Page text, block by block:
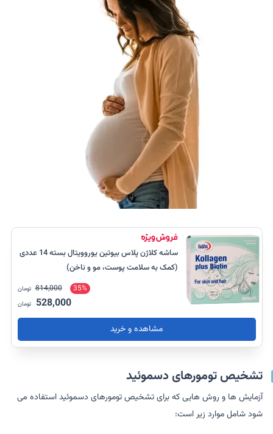
ساشه کلاژن پلاس بیوتین یوروویتال بسته 14 عددی
(کمک به سلامت پوست، مو و ناخن)
35%
814,000 تومان
528,000 تومان
مشاهده و خرید
تشخیص تومورهای دسموئید
آزمایش ها و روش هایی که برای تشخیص تومورهای دسموئید استفاده می
شود شامل موارد زیر است: